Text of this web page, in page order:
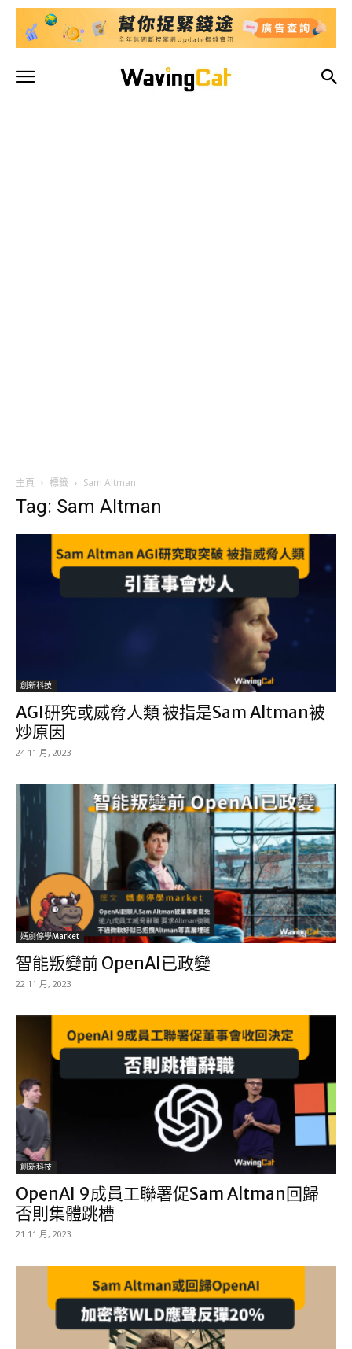
主頁 標籤 Sam Altman
Tag: Sam Altman
創新科技
AGI研究或威脅人類 被指是Sam Altman被
炒原因
24 11 月, 2023
媽劇停學market
智能叛變前 OpenAI已政變
22 11 月, 2023
創新科技
OpenAI 9成員工聯署促Sam Altman回歸
否則集體跳槽
21 11 月, 2023